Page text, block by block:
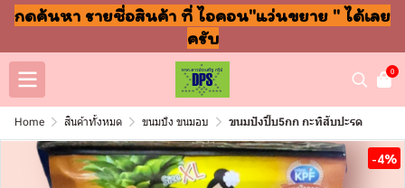
กดค้นหา รายชื่อสินค้า ที่ ไอคอน"แว่นขยาย " ได้เลย
ครับ
0
Home สินค้าทั้งหมด ขนมปัง ขนมอบ ขนมปังปี๊บ5กก กะทิสับปะรด
-4%